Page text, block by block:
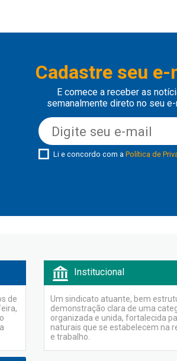
Cadastre seu e-
E comece a receber as
semanalmente direto no seu
Li e concordo com aPolítica de
de
Institucional
Um sindicato atuante, bem
demonstração clara de uma
organizada e unida, fortalecida
naturais que se estabelecem na
e trabalho.